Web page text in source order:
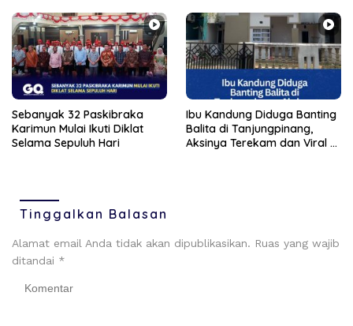
Sebanyak 32 Paskibraka
Karimun Mulai Ikuti Diklat
Selama Sepuluh Hari
Ibu Kandung Diduga Banting
Balita di Tanjungpinang,
Aksinya Terekam dan Viral di
Tinggalkan Balasan
Alamat email Anda tidak akan dipublikasikan. Ruas yang wajib
ditandai *